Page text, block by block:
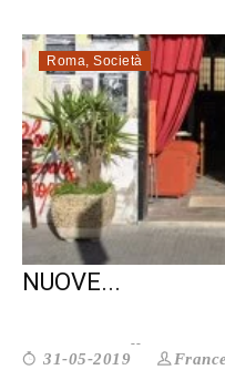
Roma, Società
GLI SPAZI
NUOVE...
31-05-2019